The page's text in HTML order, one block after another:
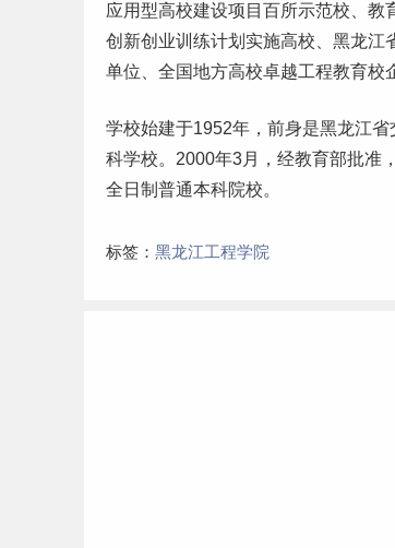
应用型高校建设项目百所示范校、教
创新创业训练计划实施高校、黑龙江
单位、全国地方高校卓越工程教育校
学校始建于1952年，前身是黑龙江
科学校。2000年3月，经教育部批准
全日制普通本科院校。
标签： 黑龙江工程学院